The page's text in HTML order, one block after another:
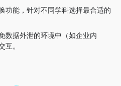
功能，针对不同学科选择最合适的
数据外泄的环境中（如企业内
互。